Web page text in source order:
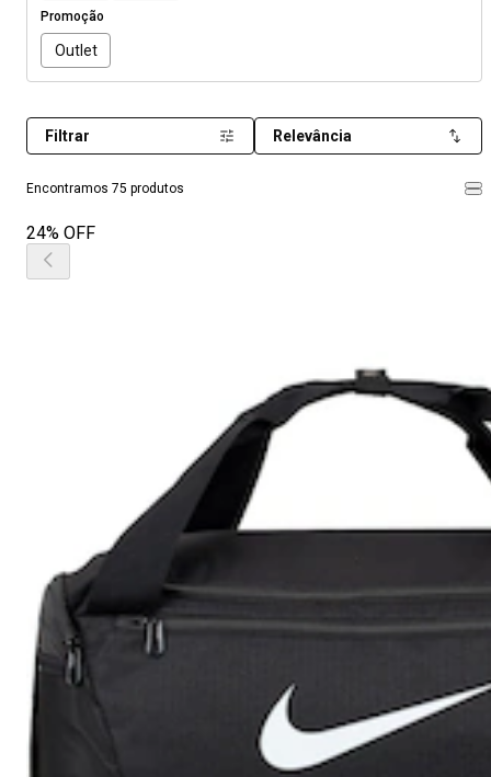
Promoção
Outlet
Encontramos 75 produtos
Filtrar Relevância
24% OFF